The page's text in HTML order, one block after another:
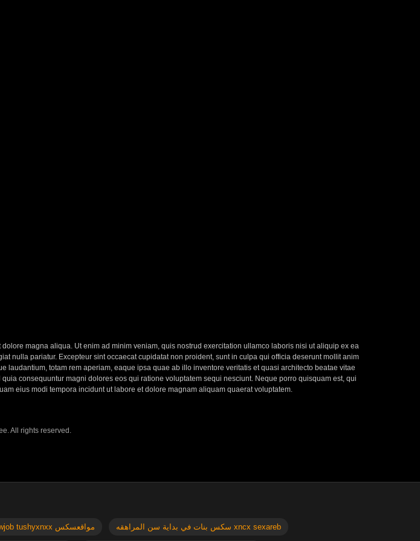
magna aliqua. Ut enim ad minim veniam, quis nostrud exercitation ullamco laboris nisi ut aliquip ex ea
nulla pariatur. Excepteur sint occaecat cupidatat non proident, sunt in culpa qui officia deserunt mollit anim
totam rem aperiam, eaque ipsa quae ab illo inventore veritatis et quasi architecto beatae vitae
consequuntur magni dolores eos qui ratione voluptatem sequi nesciunt. Neque porro quisquam est, qui
eius modi tempora incidunt ut labore et dolore magnam aliquam quaerat voluptatem.
All rights reserved.
japanese teen blowjob tushyxnxx مواقعسكس سكس بنات في بداية سن المراهقه xncx sexareb